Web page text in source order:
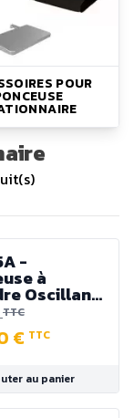
POUR
-
à
Oscillant
- 450 W
320 x 300
TTC
€ TTC
au panier